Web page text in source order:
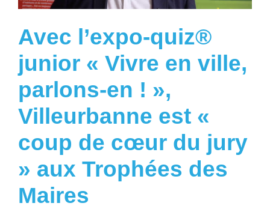
Avec l’expo-quiz®
junior « Vivre en ville,
parlons-en ! »,
Villeurbanne est «
coup de cœur du jury
» aux Trophées des
Maires